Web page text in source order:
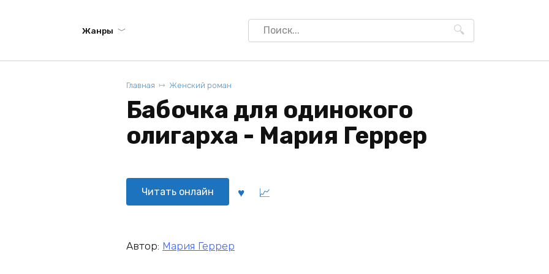
Жанры
Search
for:
Главная Женский роман
Бабочка для одинокого
олигарха - Мария Геррер
Читать онлайн
Автор: Мария Геррер